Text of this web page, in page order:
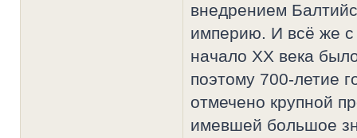
внедрением
империю. И всё же с
начало XX века
поэтому 700-летие
отмечено крупной
имевшей большое